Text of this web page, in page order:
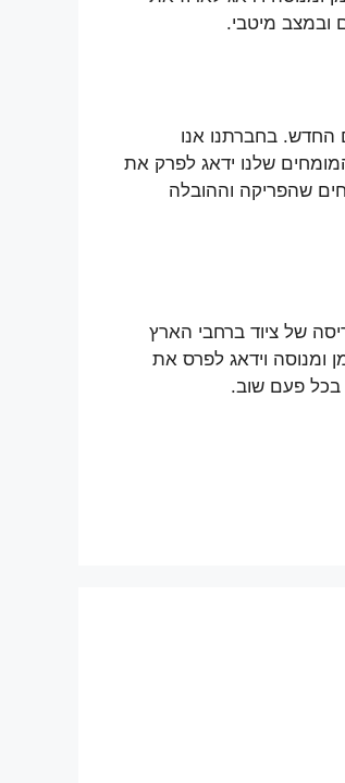
ובמצב מיטבי.
בחברתנו אנו
שלנו ידאג לפרק את
שהפריקה וההובלה
של ציוד ברחבי הארץ
ומנוסה וידאג לפרס את
בכל פעם שוב.